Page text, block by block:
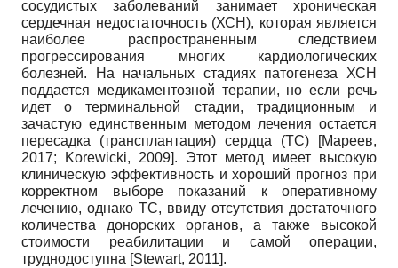
сосудистых заболеваний занимает хроническая
сердечная недостаточность (ХСН), которая является
наиболее распространенным следствием
прогрессирования многих кардиологических
болезней. На начальных стадиях патогенеза ХСН
поддается медикаментозной терапии, но если речь
идет о терминальной стадии, традиционным и
зачастую единственным методом лечения остается
пересадка (трансплантация) сердца (ТС)
[Мареев,
2017; Korewicki, 2009]. Этот метод имеет высокую
клиническую эффективность и хороший прогноз при
корректном выборе показаний к оперативному
лечению, однако ТС, ввиду отсутствия достаточного
количества донорских органов, а также высокой
стоимости реабилитации и самой операции,
труднодоступна [Stewart, 2011].